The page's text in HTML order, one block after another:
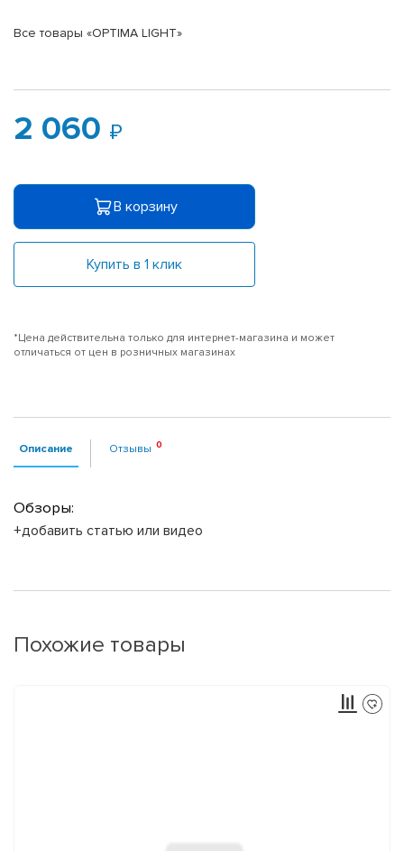
Все товары «OPTIMA LIGHT»
2 060
В корзину
Купить в 1 клик
*Цена действительна только для интернет-магазина и может
отличаться от цен в розничных магазинах
Описание Отзывы
Обзоры:
+добавить статью или видео
Похожие товары